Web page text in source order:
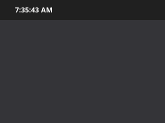
to
7:35:44 AM